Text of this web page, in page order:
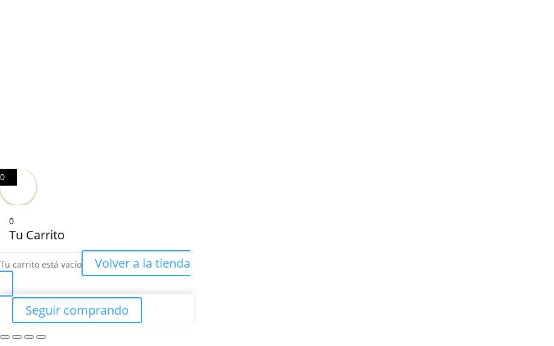
0
0
Tu Carrito
Tu carrito está vacío Volver a la tienda
Seguir comprando